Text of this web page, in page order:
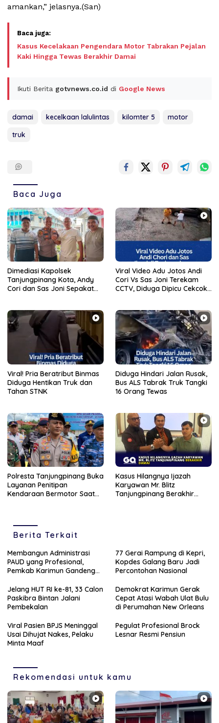
amankan,” jelasnya.(San)
Kasus Kecelakaan Pengendara Motor Tabrakan Pejalan
Kaki Hingga Tewas Berakhir Damai
Ikuti Berita gotvnews.co.id di Google News
damai kecelkaan lalulintas kilomter 5
motor
truk
Baca Juga
Dimediasi Kapolsek
Tanjungpinang Kota, Andy
Cori dan Sas Joni Sepakat
Viral Video Adu Jotos Andi
Cori Vs Sas Joni Terekam
CCTV, Diduga Dipicu Cekcok
Viral! Pria Beratribut Binmas
Diduga Hentikan Truk dan
Tahan STNK
Diduga Hindari Jalan Rusak,
Bus ALS Tabrak Truk Tangki
16 Orang Tewas
Polresta Tanjungpinang Buka
Layanan Penitipan
Kendaraan Bermotor Saat
Kasus Hilangnya Ijazah
Karyawan Mr. Blitz
Tanjungpinang Berakhir
Berita Terkait
Membangun Administrasi
PAUD yang Profesional,
Pemkab Karimun Gandeng
77 Gerai Rampung di Kepri,
Kopdes Galang Baru Jadi
Percontohan Nasional
Jelang HUT RI ke-81, 33 Calon
Paskibra Bintan Jalani
Pembekalan
Demokrat Karimun Gerak
Cepat Atasi Wabah Ulat Bulu
di Perumahan New Orleans
Viral Pasien BPJS Meninggal
Usai Dihujat Nakes, Pelaku
Minta Maaf
Pegulat Profesional Brock
Lesnar Resmi Pensiun
Rekomendasi untuk kamu